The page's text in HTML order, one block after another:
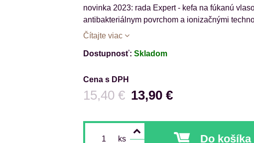
novinka 2023: rada Expert - kefa na fúkanú
antibakteriálnym povrchom a ionizačnými
Čítajte viac
Dostupnosť: Skladom
Cena s DPH
13,90 €
Pred zľavou:
15,40 €
ks Do košíka